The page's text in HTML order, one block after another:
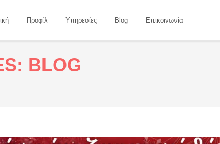
Προφίλ Υπηρεσίες Blog Επικοινωνία
BLOG